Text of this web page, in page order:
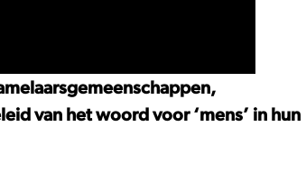
van het woord voor ‘mens’ in hun